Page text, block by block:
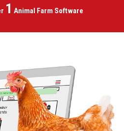
1 Animal Farm Software